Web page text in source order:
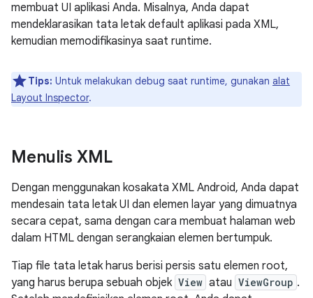
membuat UI aplikasi Anda. Misalnya, Anda dapat
mendeklarasikan tata letak default aplikasi pada XML,
kemudian memodifikasinya saat runtime.
Tips: Untuk melakukan debug saat runtime, gunakan alat
Layout Inspector.
Menulis XML
Dengan menggunakan kosakata XML Android, Anda dapat
mendesain tata letak UI dan elemen layar yang dimuatnya
secara cepat, sama dengan cara membuat halaman web
dalam HTML dengan serangkaian elemen bertumpuk.
Tiap file tata letak harus berisi persis satu elemen root,
yang harus berupa sebuah objek View atau ViewGroup .